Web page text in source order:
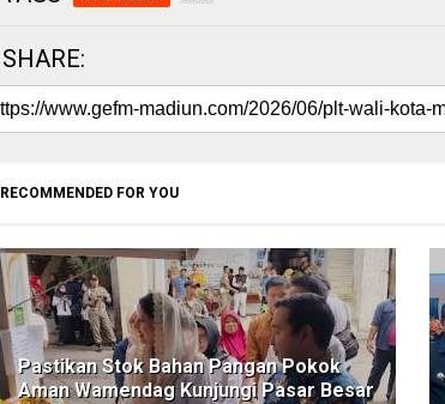
SHARE:
RECOMMENDED FOR YOU
Pastikan Stok Bahan Pangan Pokok
Aman Wamendag Kunjungi Pasar Besar